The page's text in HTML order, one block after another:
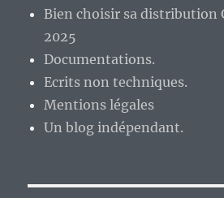
Bien choisir sa distribution
2025
Documentations.
Ecrits non techniques.
Mentions légales
Un blog indépendant.